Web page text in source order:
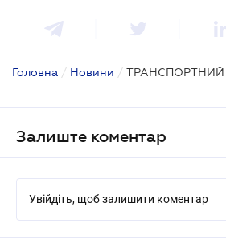
Головна / Новини /
Залиште коментар
Увійдіть, щоб залишити коментар